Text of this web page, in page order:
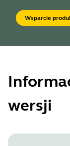
Wsparcie
wersji